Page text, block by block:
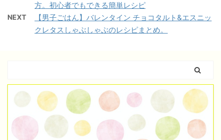
方。初心者でもできる簡単レシピ
NEXT
【男子ごはん】バレンタイン チョコタルト&エスニッ
クレタスしゃぶしゃぶのレシピまとめ。